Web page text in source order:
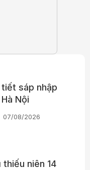
sáp nhập
Nội
07/08/2026
thiếu niên 14